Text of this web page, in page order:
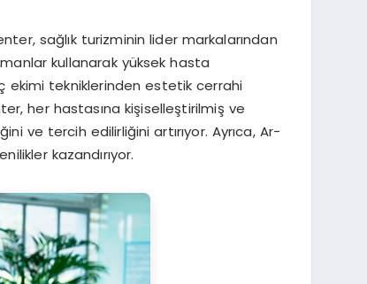
sağlık turizminin lider markalarından
kullanarak yüksek hasta
ekimi tekniklerinden estetik cerrahi
her hastasına kişiselleştirilmiş ve
ve tercih edilirliğini artırıyor. Ayrıca, Ar-
kazandırıyor.